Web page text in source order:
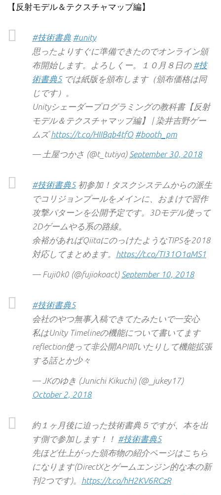
【反射モデル＆テクスチャマップ編】
#技術書典 #unity
思ったよりすぐに準備できたのでオンライン頒
布開始します。よろしくー。１０月８日の #技
術書典5では紙版を頒布します（頒布価格は同
じです）。
Unityシェーダープログラミングの教科書【反射
モデル＆テクスチャマップ編】 | 染井吉野ゲー
ムズhttps://t.co/HIIBqb4tfO #booth_pm
— 土屋つかさ (@t_tutiya) September 30, 2018
#技術書典5初参加！タスクシステムからの派生
でコリジョンプールをメインに、おまけで習作
攻撃パターンを公開予定です。3Dモデル使って
2Dゲームやる系の路線。
余裕があればQiitaにのっけたようなTIPSを2018
対応してまとめます。 https://t.co/TI31O1aMS1
— Fuji0k0 (@fujiokoact) September 10, 2018
#技術書典5
会社のやつ無事入稿できてたみたいで一安心
私はUnity Timelineの機能について書いてます
reflection使って非公開API叩いたりして機能拡張
する話とか少々
— JKのゆき (Junichi Kikuchi) (@_jukey17)
October 2, 2018
約１ヶ月後に迫った技術書典５ですが、本を出
す側で参加します！！ #技術書典5
先ほど仕上がった頒布物の紹介ページはこちら
になります(DirectXとゲームエンジン的な本の新
刊2つです)。
https://t.co/hH2KV6RCzR